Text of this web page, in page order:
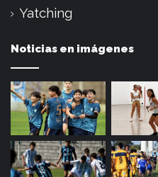
Yatching
Noticias en imágenes